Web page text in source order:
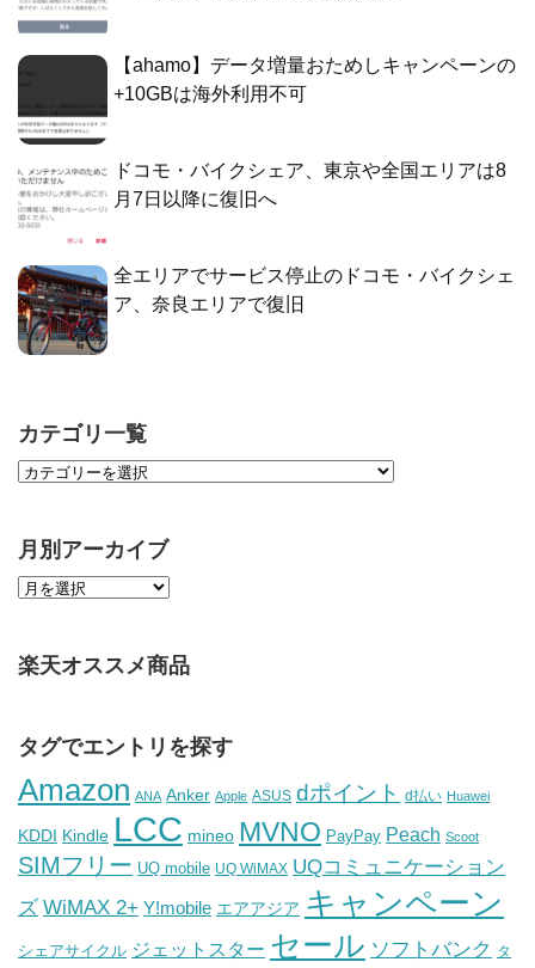
【ahamo】データ増量おためしキャンペーンの
+10GBは海外利用不可
ドコモ・バイクシェア、東京や全国エリアは8
月7日以降に復旧へ
全エリアでサービス停止のドコモ・バイクシェ
ア、奈良エリアで復旧
カテゴリ一覧
月別アーカイブ
楽天オススメ商品
タグでエントリを探す
Amazon ANA Anker Apple ASUS dポイント d払い Huawei
KDDI Kindle LCC mineo MVNO PayPay Peach Scoot
SIMフリー UQ mobile UQ WiMAX UQコミュニケーション
ズ WiMAX 2+ Y!mobile エアアジア キャンペーン
シェアサイクル ジェットスター セール ソフトバンク タ